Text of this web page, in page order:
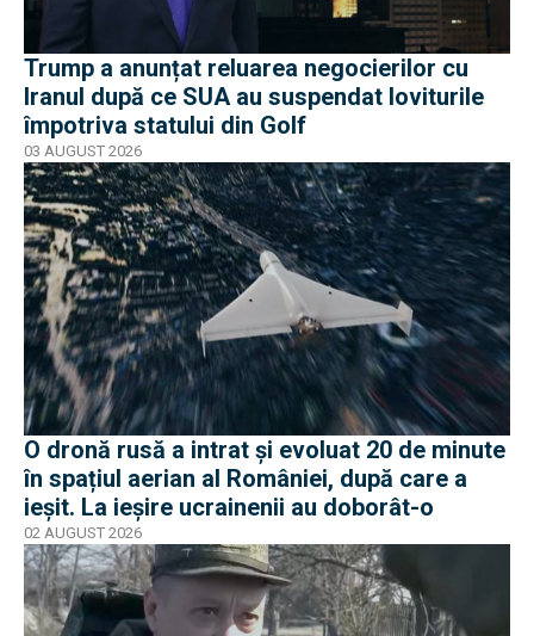
Trump a anunțat reluarea negocierilor cu
Iranul după ce SUA au suspendat loviturile
împotriva statului din Golf
03 AUGUST 2026
O dronă rusă a intrat și evoluat 20 de minute
în spațiul aerian al României, după care a
ieșit. La ieșire ucrainenii au doborât-o
02 AUGUST 2026